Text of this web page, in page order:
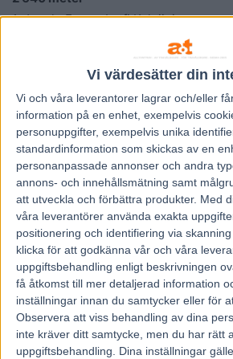
Vi värdesätter din
Vi och våra leverantorer lagrar och/eller
information på en enhet, exempelvis
personuppgifter, exempelvis unika
standardinformation som skickas av en
personanpassade annonser och andra
annons- och innehållsmätning samt
att utveckla och förbättra produkter. Med
våra leverantörer använda exakta
positionering och identifiering via
klicka för att godkänna vår och våra
uppgiftsbehandling enligt beskrivningen
få åtkomst till mer detaljerad information
inställningar innan du samtycker eller för
Observera att viss behandling av dina
inte kräver ditt samtycke, men du har rätt
uppgiftsbehandling. Dina inställningar
1. Juggle Face – Lutfi Kolgjini
2. Yarrah Boko – Ulf Ohlsson
3. On Track Piraten – Johnny Takter
4. Perfect Toll – Åke Svanstedt
5. Deuxieme Picsous – Johan
6. Harry Haythrow – Peter Untersteiner
7. Monster Drive – Björn Goop
8. Womanizer – Tommy Kylliäinen
9. Perfectly Enough – Erik Adielsson
10. Orecchietti – Örjan Kihlström
Förstapris:600 000 kronor
Mikael Wikner